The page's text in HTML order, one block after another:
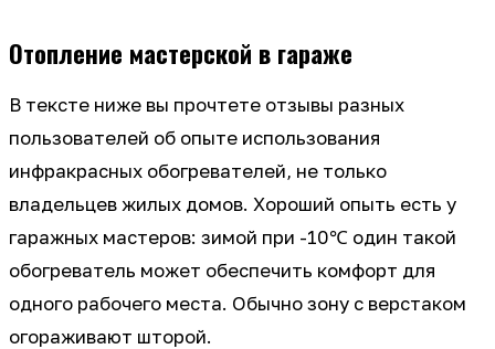
Отопление мастерской в гараже
В тексте ниже вы прочтете отзывы разных
пользователей об опыте использования
инфракрасных обогревателей, не только
владельцев жилых домов. Хороший опыть есть у
гаражных мастеров: зимой при -10℃ один такой
обогреватель может обеспечить комфорт для
одного рабочего места. Обычно зону с верстаком
огораживают шторой.